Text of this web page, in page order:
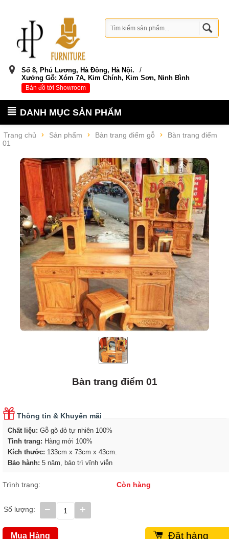
Số 8, Phú Lương, Hà Đông, Hà Nội.
/
Xưởng Gỗ: Xóm 7A, Kim Chính, Kim Sơn, Ninh Bình
Bản đồ tới Showroom
DANH MỤC SẢN PHẨM
Trang chủ Sản phẩm Bàn trang điểm gỗ
Bàn trang điểm
01
Bàn trang điểm 01
Thông tin & Khuyến mãi
Chất liệu: Gỗ gõ đỏ tự nhiên 100%
Tình trang: Hàng mới 100%
Kích thước: 133cm x 73cm x 43cm
Bảo hành: 5 năm, bảo trì vĩnh viễn
Trình trạng: Còn hàng
Số lượng: +
−
Mua Hàng
Đặt hàng